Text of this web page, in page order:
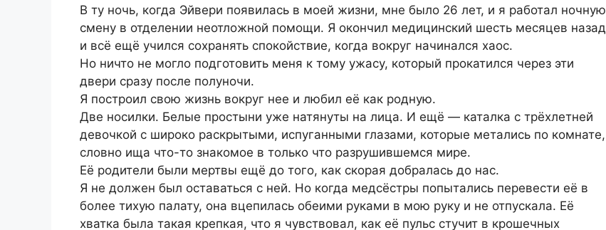
В ту ночь, когда Эйвери появилась в моей жизни, мне было 26 лет, и я работал ночную
смену в отделении неотложной помощи. Я окончил медицинский шесть месяцев назад
и всё ещё учился сохранять спокойствие, когда вокруг начинался хаос.
Но ничто не могло подготовить меня к тому ужасу, который прокатился через эти
двери сразу после полуночи.
Я построил свою жизнь вокруг нее и любил её как родную.
Две носилки. Белые простыни уже натянуты на лица. И ещё — каталка с трёхлетней
девочкой с широко раскрытыми, испуганными глазами, которые метались по комнате,
словно ища что-то знакомое в только что разрушившемся мире.
Её родители были мертвы ещё до того, как скорая добралась до нас.
Я не должен был оставаться с ней. Но когда медсёстры попытались перевести её в
более тихую палату, она вцепилась обеими руками в мою руку и не отпускала. Её
хватка была такая крепкая, что я чувствовал, как её пульс стучит в крошечных